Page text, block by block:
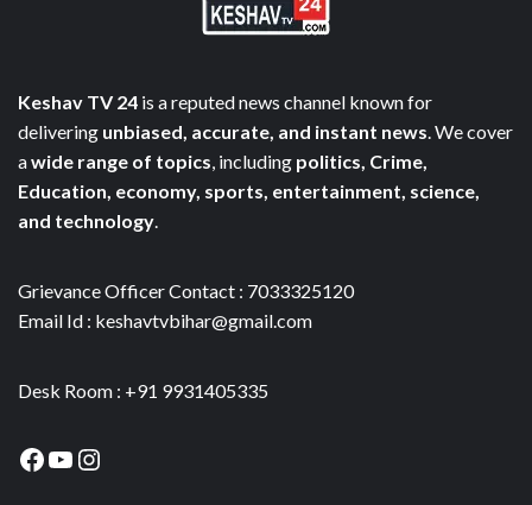
Keshav TV 24 is a reputed news channel known for
delivering unbiased, accurate, and instant news. We cover
awide range of topics, including politics, Crime,
Education, economy, sports, entertainment, science,
and technology.
Grievance Officer Contact : 7033325120
Email Id : keshavtvbihar@gmail.com
Desk Room : +91 9931405335
Facebook
YouTube
Instagram